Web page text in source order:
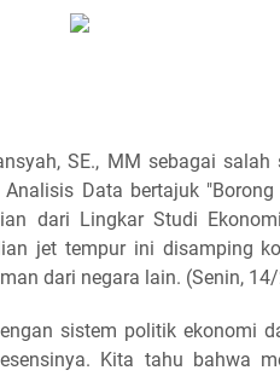
SE., MM sebagai
Data bertajuk
dari Lingkar Studi
jet tempur ini disamping
dari negara lain. (Senin,
sistem politik ekonomi
Kita tahu bahwa